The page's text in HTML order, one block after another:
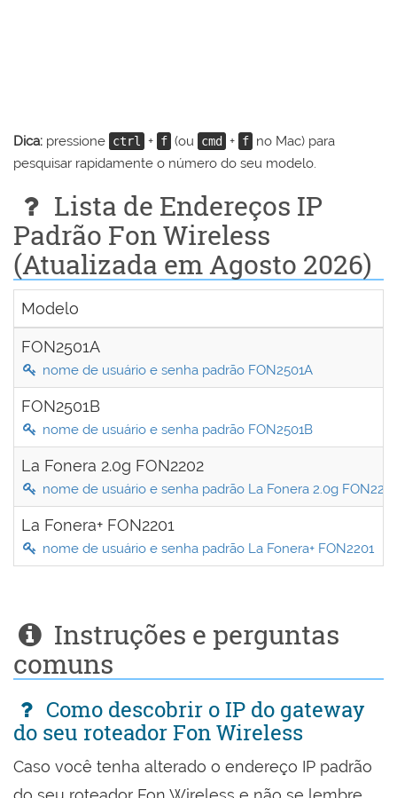
Dica: pressione ctrl + f (ou cmd + f no Mac) para
pesquisar rapidamente o número do seu modelo.
Lista de Endereços IP
Padrão Fon Wireless
(Atualizada em Agosto 2026)
Modelo
FON2501A
nome de usuário e senha padrão FON2501A
FON2501B
nome de usuário e senha padrão FON2501B
La Fonera 2.0g FON2202
nome de usuário e senha padrão La Fonera 2.0g
La Fonera+ FON2201
nome de usuário e senha padrão La Fonera+ FON2201
Instruções e perguntas
comuns
Como descobrir o IP do gateway
do seu roteador Fon Wireless
Caso você tenha alterado o endereço IP padrão